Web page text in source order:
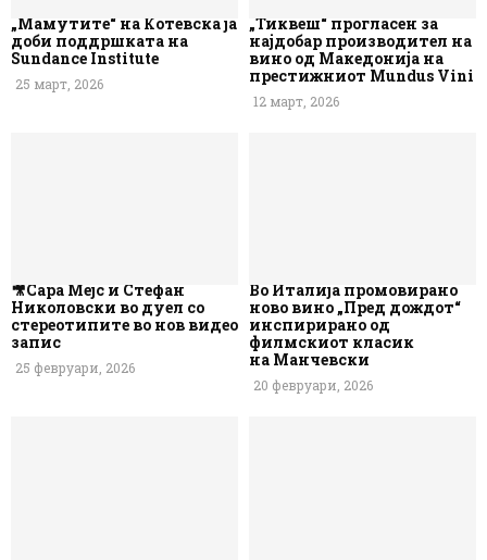
„Мамутите“ на Котевска ја
доби поддршката на
Sundance Institute
25 март, 2026
„Тиквеш“ прогласен за
најдобар производител на
вино од Македонија на
престижниот Mundus Vini
12 март, 2026
🎥Сара Мејс и Стефан
Николовски во дуел со
стереотипите во нов видео
запис
25 февруари, 2026
Во Италија промовирано
ново вино „Пред дождот“
инспирирано од
филмскиот класик
на Манчевски
20 февруари, 2026